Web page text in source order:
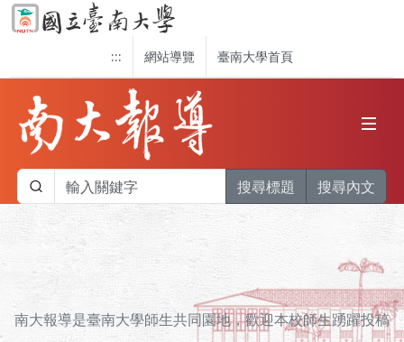
::: 網站導覽 臺南大學首頁
搜尋標題 搜尋內文
南大報導是臺南大學師生共同園地，歡迎本校師生踴躍投稿